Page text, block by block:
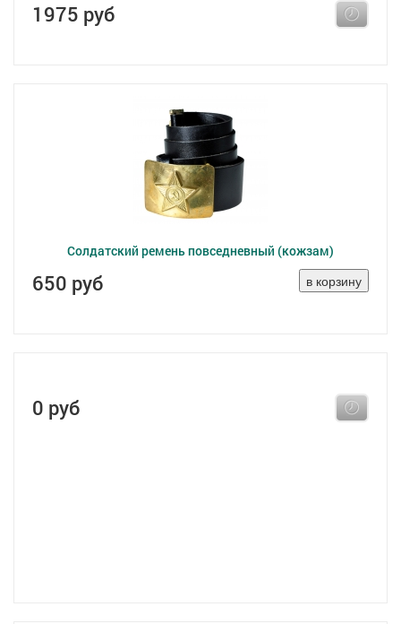
1975 руб
Солдатский ремень повседневный (кожзам)
650 руб
0 руб